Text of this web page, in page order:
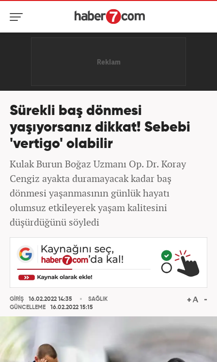
Sürekli baş dönmesi
yaşıyorsanız dikkat! Sebebi
'vertigo' olabilir
Kulak Burun Boğaz Uzmanı Op. Dr. Koray
Cengiz ayakta duramayacak kadar baş
dönmesi yaşanmasının günlük hayatı
olumsuz etkileyerek yaşam kalitesini
düşürdüğünü söyledi
GİRİŞ
16.02.2022 14:35
GÜNCELLEME
16.02.2022 15:15
SAĞLIK